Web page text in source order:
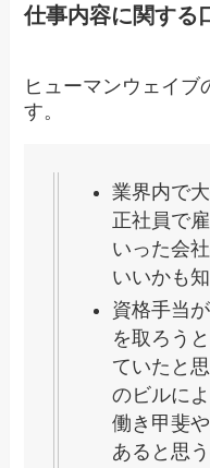
仕事内容に関する
ヒューマンウェイブ
す。
業界内で
正社員で
いった会
いいかも
資格手当
を取ろう
ていたと
のビルに
働き甲斐
あると思